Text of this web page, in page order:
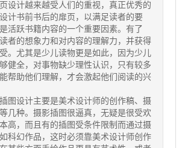
设计越来越受人们的重视，真正优秀的
计书前书后的扉页，以满足读者的要
活跃书籍内容的一个重要因素。有了
者的想象力和对内容的理解力，并获得
。尤其是少儿读物更是如此，因为少儿
健全，对事物缺少理性认识，只有较多
帮助他们理解，才会激起他们阅读的兴
图设计主要是美术设计师的创作稿、摄
几种。摄影插图很逼真，无疑是很受欢
高，而且有的插图受条件限制而通过摄
科幻作品，这时必须靠美术设计师创作